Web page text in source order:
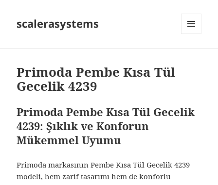
scalerasystems
Primoda Pembe Kısa Tül
Gecelik 4239
Primoda Pembe Kısa Tül Gecelik
4239: Şıklık ve Konforun
Mükemmel Uyumu
Primoda markasının Pembe Kısa Tül Gecelik 4239
modeli, hem zarif tasarımı hem de konforlu